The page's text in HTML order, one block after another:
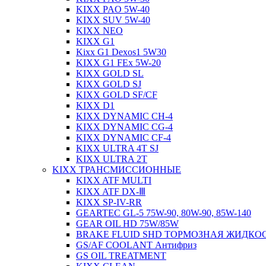
KIXX PAO 5W-40
KIXX SUV 5W-40
KIXX NEO
KIXX G1
Kixx G1 Dexos1 5W30
KIXX G1 FEx 5W-20
KIXX GOLD SL
KIXX GOLD SJ
KIXX GOLD SF/CF
KIXX D1
KIXX DYNAMIC CH-4
KIXX DYNAMIC CG-4
KIXX DYNAMIC CF-4
KIXX ULTRA 4T SJ
KIXX ULTRA 2T
KIXX ТРАНСМИССИОННЫЕ
KIXX ATF MULTI
KIXX ATF DX-Ⅲ
KIXX SP-IV-RR
GEARTEC GL-5 75W-90, 80W-90, 85W-140
GEAR OIL HD 75W/85W
BRAKE FLUID SHD ТОРМОЗНАЯ
GS/AF COOLANT Антифриз
GS OIL TREATMENT